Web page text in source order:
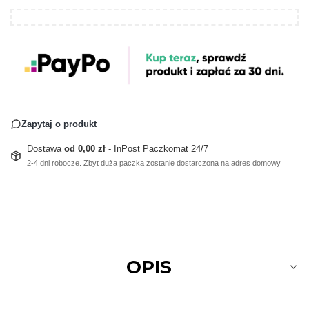
Zapytaj o produkt
Dostawa od 0,00 zł - InPost Paczkomat 24/7
2-4 dni robocze. Zbyt duża paczka zostanie dostarczona na adres domowy
OPIS